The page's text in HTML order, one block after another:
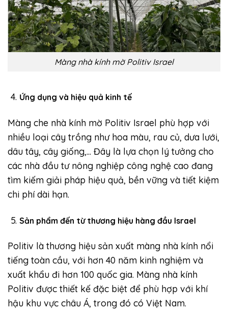
Màng nhà kính mờ Politiv Israel
Ứng dụng và hiệu quả kinh tế
Màng che nhà kính mờ Politiv Israel phù hợp với
nhiều loại cây trồng như hoa màu, rau củ, dưa lưới,
dâu tây, cây giống,… Đây là lựa chọn lý tưởng cho
các nhà đầu tư nông nghiệp công nghệ cao đang
tìm kiếm giải pháp hiệu quả, bền vững và tiết kiệm
chi phí dài hạn.
Sản phẩm đến từ thương hiệu hàng đầu Israel
Politiv là thương hiệu sản xuất màng nhà kính nổi
tiếng toàn cầu, với hơn 40 năm kinh nghiệm và
xuất khẩu đi hơn 100 quốc gia. Màng nhà kính
Politiv được thiết kế đặc biệt để phù hợp với khí
hậu khu vực châu Á, trong đó có Việt Nam.